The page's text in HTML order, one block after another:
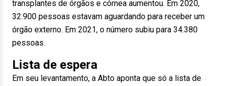
transplantes de órgãos e córnea aumentou. Em 2020,
32.900 pessoas estavam aguardando para receber um
órgão externo. Em 2021, o número subiu para 34.380
pessoas.
Lista de espera
Em seu levantamento, a Abto aponta que só a lista de